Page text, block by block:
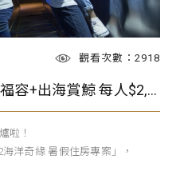
觀看次數：2918
超前部「暑」！ 住花蓮福容+出海賞鯨 每人$2,750起 5/31前預訂 再享早鳥優惠
啦！
洋奇緣 暑假住房專案」，